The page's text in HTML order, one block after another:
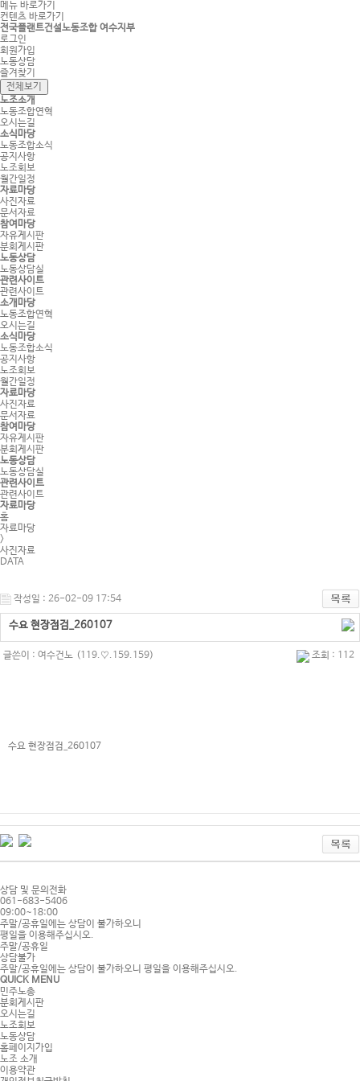
메뉴 바로가기
컨텐츠 바로가기
전국플랜트건설노동조합 여수지부
로그인
회원가입
노동상담
즐겨찾기
전체보기
노조소개
노동조합연혁
오시는길
소식마당
노동조합소식
공지사항
노조회보
월간일정
자료마당
사진자료
문서자료
참여마당
자유게시판
분회게시판
노동상담
노동상담실
관련사이트
관련사이트
소개마당
노동조합연혁
오시는길
소식마당
노동조합소식
공지사항
노조회보
월간일정
자료마당
사진자료
문서자료
참여마당
자유게시판
분회게시판
노동상담
노동상담실
관련사이트
관련사이트
자료마당
홈
자료마당
>
사진자료
DATA
작성일 : 26-02-09 17:54
수요 현장점검_260107
글쓴이 : 여수건노 (119.♡.159.159) 조회 : 112
수요 현장점검_260107
상담 및 문의전화
061 -683-5406
09:00~18:00
주말/공휴일에는 상담이 불가하오니
평일을 이용해주십시오.
주말/공휴일
상담불가
주말/공휴일에는 상담이 불가하오니 평일을 이용해주십시오.
QUICK MENU
민주노총
분회게시판
오시는길
노조회보
노동상담
홈페이지가입
노조 소개
이용약관